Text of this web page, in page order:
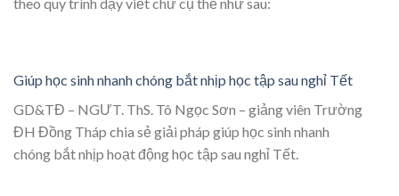
Giúp học sinh nhanh chóng bắt nhịp học tập sau nghỉ Tết
GD&TĐ – NGƯT. ThS. Tô Ngọc Sơn – giảng viên Trường
ĐH Đồng Tháp chia sẻ giải pháp giúp học sinh nhanh
chóng bắt nhịp hoạt động học tập sau nghỉ Tết.